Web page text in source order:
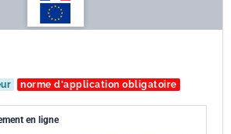
norme d'application obligatoire
en ligne